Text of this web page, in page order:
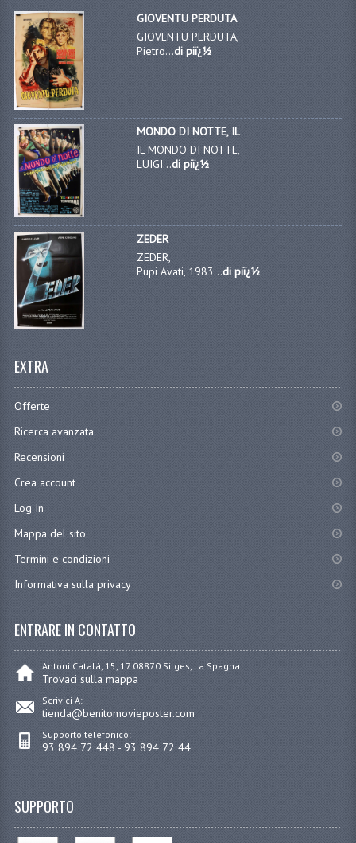
GIOVENTU PERDUTA
GIOVENTU PERDUTA,
Pietro...di piï¿½
MONDO DI NOTTE, IL
IL MONDO DI NOTTE,
LUIGI...di piï¿½
ZEDER
ZEDER,
Pupi Avati, 1983...di piï¿½
EXTRA
Offerte
Ricerca avanzata
Recensioni
Crea account
Log In
Mappa del sito
Termini e condizioni
Informativa sulla privacy
ENTRARE IN CONTATTO
Antoni Catalá, 15, 17 08870 Sitges, La Spagna
Trovaci sulla mappa
Scrivici A:
tienda@benitomovieposter.com
Supporto telefonico:
93 894 72 448 - 93 894 72 44
SUPPORTO